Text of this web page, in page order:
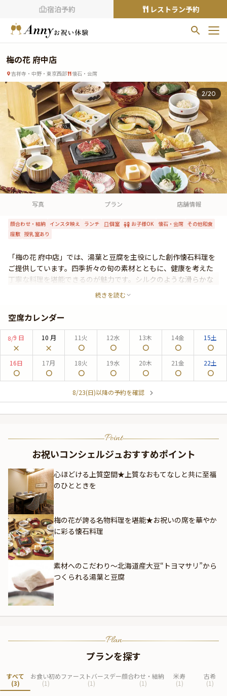
宿泊予約 レストラン予約
お気に入りプラン
お気に入りの登録がありません
プランの をクリックすることで
お気に入りに追加できます。
閲覧履歴
閲覧履歴はありません
過去に見たお店が最大10件まで表示されます。
10件を超えると、古いものから順に削除されます。
TOP
Annyお祝い体験について
よくあるご質問
お問い合わせ
梅の花 府中店
吉祥寺・中野・東京西部 懐石・会席
2/20
写真 プラン 店舗情報
顔合わせ・結納 インスタ映え ランチ 個室 お子様OK 懐石・会席 その他和食
座敷 授乳室あり
「梅の花 府中店」では、湯葉と豆腐を主役にした創作懐石料理を
ご提供しています。四季折々の旬の素材とともに、健康を考えた
丁寧な料理を堪能できるのが魅力です。シルクのような滑らかな
食感とまろやかな甘みを持つ湯葉をはじめ、豊かな味わいの料理
いた時間を過ごしながら、特別なひとときを演出いたします。大
切な節目のお祝いやお顔合わせ、お食い初めなど様々なシーンで
のご利用に最適です。
続きを読む
空席カレンダー
8/9 日 10 月 11火 12水 13木 14金 15土
16日 17月 18火 19水 20木 21金 22土
8/23(日)以降の予約を確認
Point
お祝いコンシェルジュおすすめポイント
心ほどける上質空間★上質なおもてなしと共に至福
のひとときを
梅の花が誇る名物料理を堪能★お祝いの席を華やか
に彩る懐石料理
素材へのこだわり〜北海道産大豆“トヨマサリ”から
つくられる湯葉と豆腐
Plan
プランを探す
すべて
(3)
お食い初め
(1)
ファーストバースデー
(1)
顔合わせ・結納
(1)
米寿
(1)
古希
(1)